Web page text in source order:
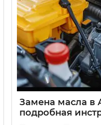
Замена масла в
подробная